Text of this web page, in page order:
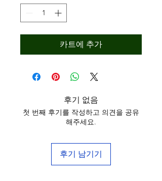
카트에 추가
후기 없음
첫 번째 후기를 작성하고 의견을 공유
해주세요.
후기 남기기